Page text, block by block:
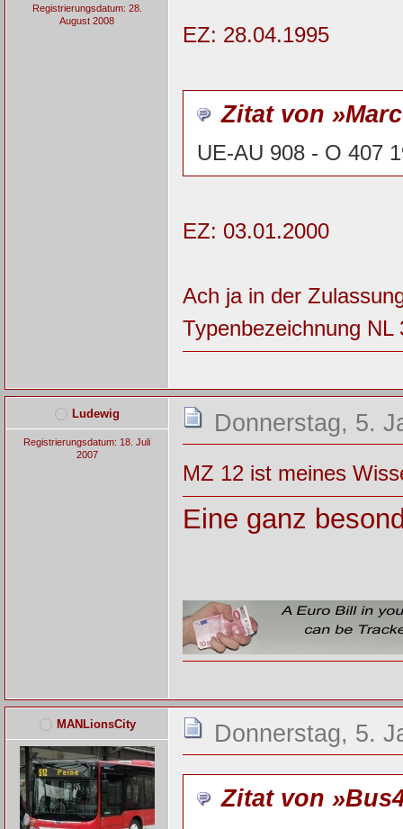
Registrierungsdatum: 28.
August 2008
EZ: 28.04.1995
Zitat von
UE-AU 908 - O 407
EZ: 03.01.2000
Ach ja in der
Typenbezeichnung
Ludewig
Registrierungsdatum: 18. Juli
2007
Donnerstag, 5.
MZ 12 ist meines
Eine ganz
MANLionsCity Donnerstag, 5.
Zitat von